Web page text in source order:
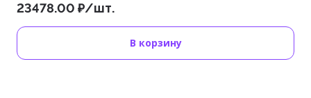
23478.00 ₽/шт.
В корзину